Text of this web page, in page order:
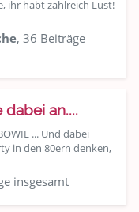
ihr habt zahlreich Lust!
, 36 Beiträge
an....
... Und dabei
in den 80ern denken,
insgesamt